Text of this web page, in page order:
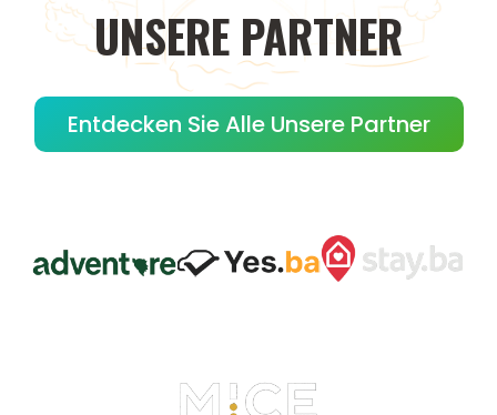
UNSERE PARTNER
Entdecken Sie Alle Unsere Partner